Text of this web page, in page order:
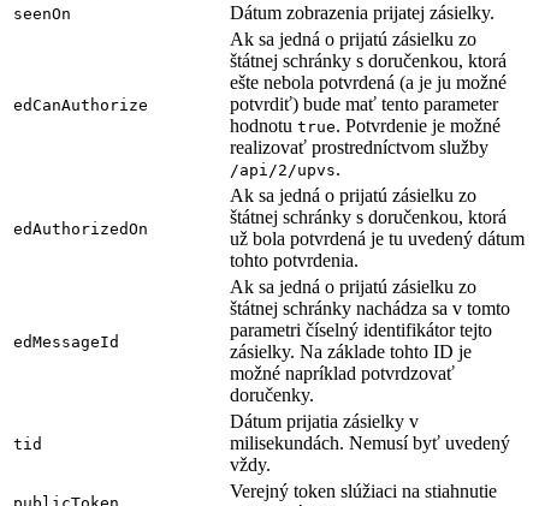
seenOn Dátum zobrazenia prijatej zásielky.
edCanAuthorize
Ak sa jedná o prijatú zásielku zo
štátnej schránky s doručenkou, ktorá
ešte nebola potvrdená (a je ju možné
potvrdiť) bude mať tento parameter
hodnotu true. Potvrdenie je možné
realizovať prostredníctvom služby
/api/2/upvs.
edAuthorizedOn
Ak sa jedná o prijatú zásielku zo
štátnej schránky s doručenkou, ktorá
už bola potvrdená je tu uvedený dátum
tohto potvrdenia.
edMessageId
Ak sa jedná o prijatú zásielku zo
štátnej schránky nachádza sa v tomto
parametri číselný identifikátor tejto
zásielky. Na základe tohto ID je
možné napríklad potvrdzovať
doručenky.
tid
Dátum prijatia zásielky v
milisekundách. Nemusí byť uvedený
vždy.
Verejný token slúžiaci na stiahnutie